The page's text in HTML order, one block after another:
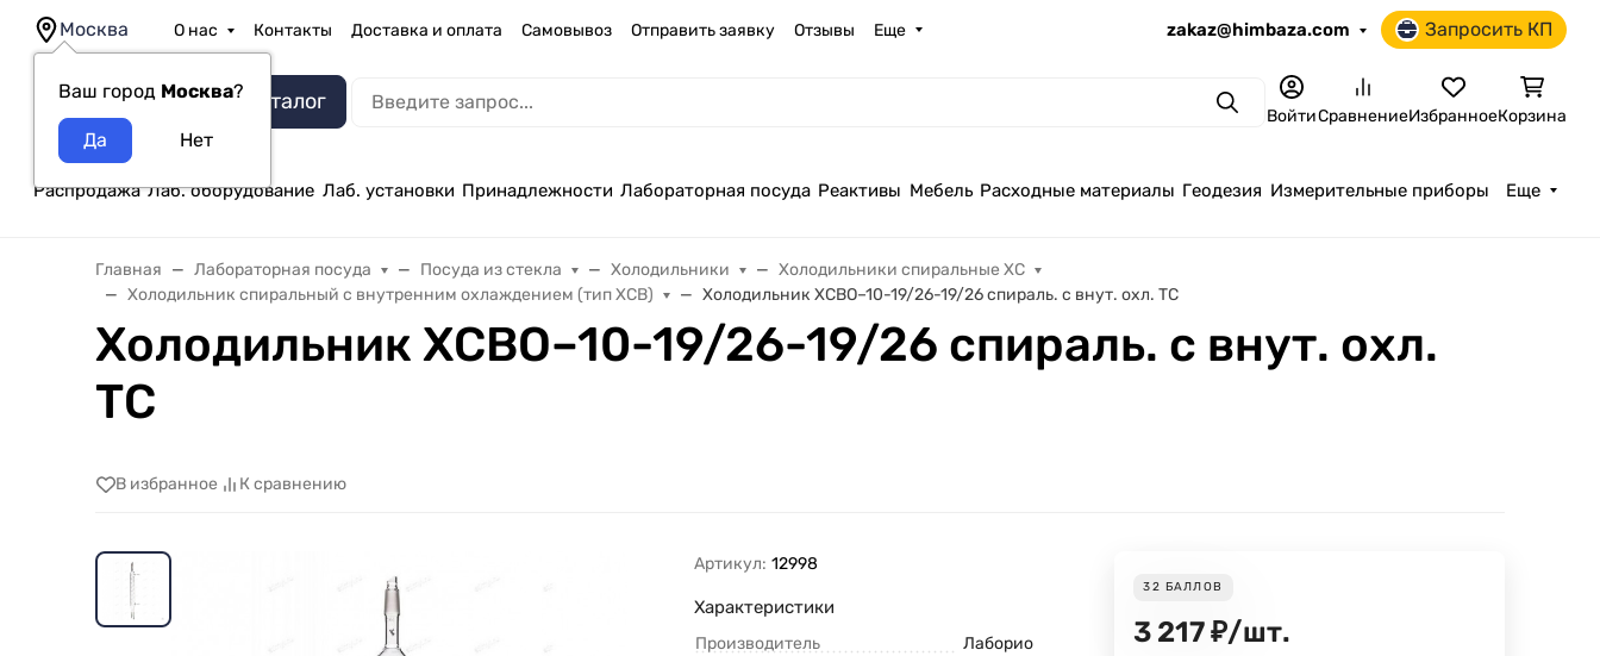
Москва
Ваш город Москва?
О нас Контакты Доставка и оплата Самовывоз Отправить заявку Отзывы Еще zakaz@himbaza.com Запросить КП
Каталог ПоискВойтиСравнениеИзбранноеКорзина
Распродажа Лаб. оборудование Лаб. установки Принадлежности Лабораторная посуда Реактивы Мебель Расходные материалы Геодезия Измерительные приборы Еще
Главная Лабораторная посуда Посуда из стекла Холодильники
Холодильники спиральные ХС
Холодильник спиральный с внутренним охлаждением (тип ХСВ)
Холодильник ХСВО–10-19/26-19/26 спираль. с внут. охл. ТС
Холодильник ХСВО–10-19/26-19/26 спираль. с внут. охл.
ТС
В избранное К сравнению
Артикул: 12998
Характеристики
Производитель
Лаборио
32 БАЛЛОВ
3 217₽/шт.